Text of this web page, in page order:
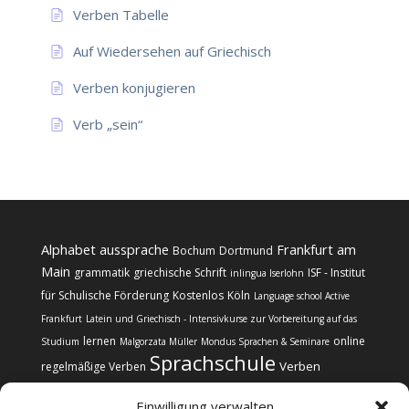
Verben Tabelle
Auf Wiedersehen auf Griechisch
Verben konjugieren
Verb „sein“
Alphabet aussprache Bochum Dortmund Frankfurt am
Main grammatik griechische Schrift inlingua Iserlohn ISF - Institut
für Schulische Förderung Kostenlos Köln Language school Active
Frankfurt Latein und Griechisch - Intensivkurse zur Vorbereitung auf das
Studium lernen Malgorzata Müller Mondus Sprachen & Seminare online
regelmäßige Verben Sprachschule Verben